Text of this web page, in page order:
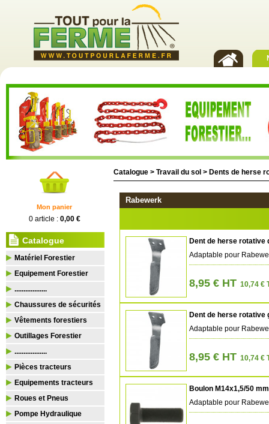
Mon panier
0 article : 0,00 €
Catalogue
Matériel Forestier
Equipement Forestier
..................
Chaussures de sécurités
Vêtements forestiers
Outillages Forestier
..................
Pièces tracteurs
Equipements tracteurs
Roues et Pneus
Pompe Hydraulique
Catalogue > Travail du sol > Dents de herse
Rabewerk
Dent de herse rotative
Adaptable pour
8,95 € HT 10,74 €
Dent de herse rotative
Adaptable pour
8,95 € HT 10,74 €
Boulon M14x1,5/50
Adaptable pour